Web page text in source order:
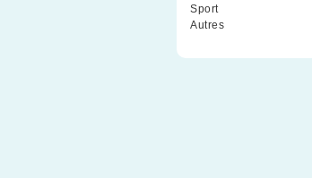
Sport(2)
Autres